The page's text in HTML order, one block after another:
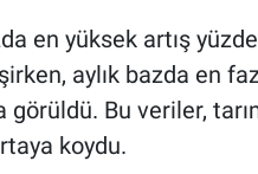
en yüksek artış
aylık bazda en
görüldü. Bu veriler,
koydu.